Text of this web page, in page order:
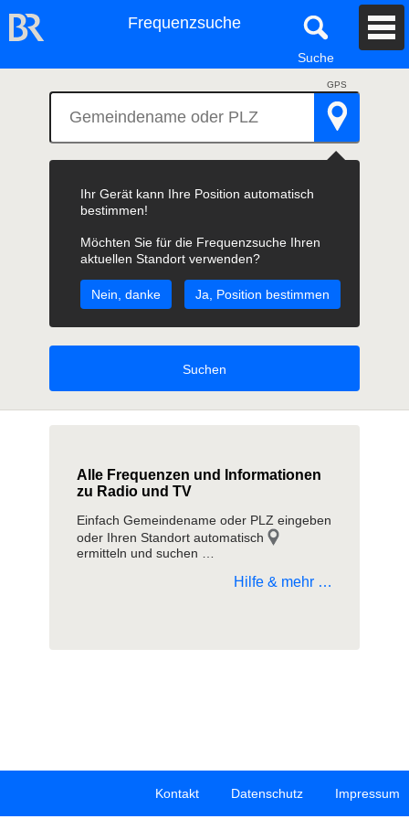
Frequenzsuche
Suche
Ihr Gerät kann Ihre Position automatisch
bestimmen!
Möchten Sie für die Frequenzsuche Ihren
aktuellen Standort verwenden?
Nein, danke Ja, Position bestimmen
Suchen
Alle Frequenzen und Informationen
zu Radio und TV
Einfach Gemeindename oder PLZ eingeben
oder Ihren Standort automatisch
ermitteln und suchen …
Hilfe & mehr …
Kontakt Datenschutz Impressum